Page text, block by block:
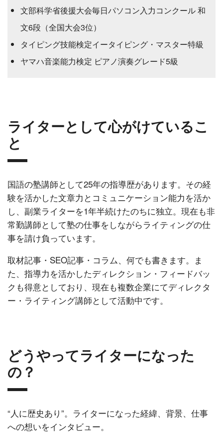
文部科学省後援大会毎日パソコン入力コンクール 和
文6段（全国大会3位）
タイピング技能検定イータイピング・マスター特級
ヤマハ音楽能力検定 ピアノ演奏グレード5級
ライターとして心がけているこ
と
国語の塾講師として25年の指導歴があります。その経
験を活かした文章力とコミュニケーション能力を活か
し、副業ライターを1年半続けたのちに独立。現在も非
常勤講師として塾の仕事をしながらライティングの仕
事を請け負っています。
取材記事・SEO記事・コラム、何でも書きます。ま
た、指導力を活かしたディレクション・フィードバッ
クも得意としており、現在も複数企業にてディレクタ
ー・ライティング講師として活動中です。
どうやってライターになった
の？
“人に歴史あり”。ライターになった経緯、背景、仕事
への想いをインタビュー。